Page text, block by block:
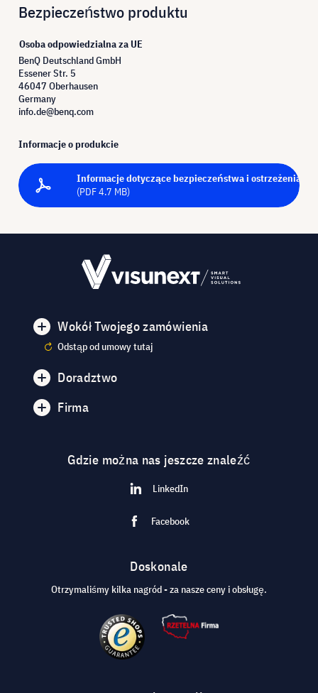
Bezpieczeństwo produktu
Osoba odpowiedzialna za UE
BenQ Deutschland GmbH
Essener Str. 5
46047 Oberhausen
Germany
info.de@benq.com
Informacje o produkcie
Informacje dotyczące bezpieczeństwa i ostrzeżenia -
(PDF 4.7 MB)
Wokół Twojego zamówienia
Odstąp od umowy tutaj
Doradztwo
Firma
Gdzie można nas jeszcze znaleźć
LinkedIn
Facebook
Doskonale
Otrzymaliśmy kilka nagród - za nasze ceny i obsługę.